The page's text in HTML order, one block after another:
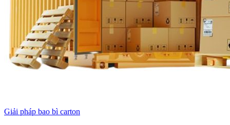
Giải pháp bao bì carton